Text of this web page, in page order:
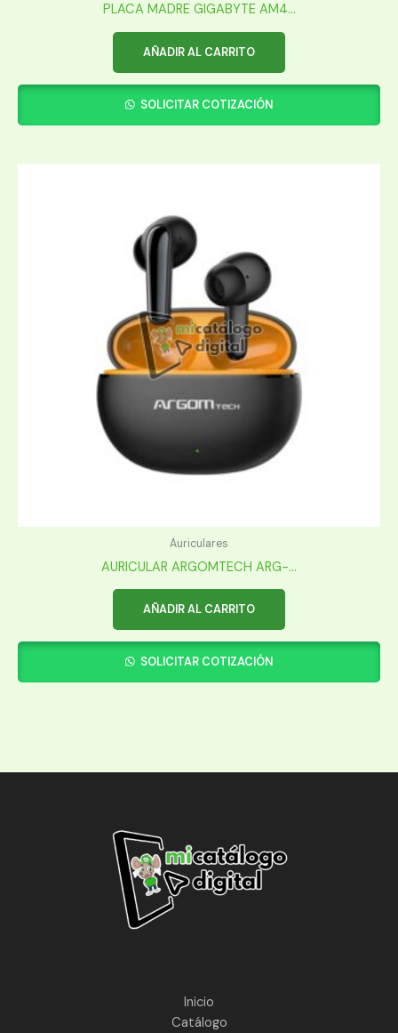
PLACA MADRE GIGABYTE AM4...
AÑADIR AL CARRITO
SOLICITAR COTIZACIÓN
Auriculares
AURICULAR ARGOMTECH ARG-...
AÑADIR AL CARRITO
SOLICITAR COTIZACIÓN
Inicio
Catálogo